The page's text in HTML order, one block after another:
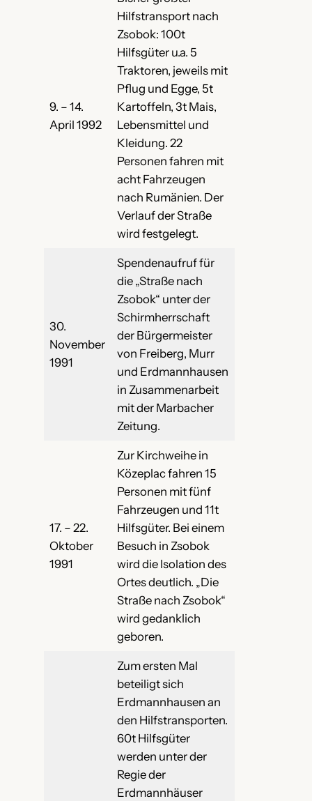
9. – 14.
April 1992
Hilfstransport nach
Zsobok: 100t
Hilfsgüter u.a. 5
Traktoren, jeweils mit
Pflug und Egge, 5t
Kartoffeln, 3t Mais,
Lebensmittel und
Kleidung. 22
Personen fahren mit
acht Fahrzeugen
nach Rumänien. Der
Verlauf der Straße
wird festgelegt.
30.
November
1991
Spendenaufruf für
die „Straße nach
Zsobok“ unter der
Schirmherrschaft
der Bürgermeister
von Freiberg, Murr
und Erdmannhausen
in Zusammenarbeit
mit der Marbacher
Zeitung.
17. – 22.
Oktober
1991
Zur Kirchweihe in
Közeplac fahren 15
Personen mit fünf
Fahrzeugen und 11t
Hilfsgüter. Bei einem
Besuch in Zsobok
wird die Isolation des
Ortes deutlich. „Die
Straße nach Zsobok“
wird gedanklich
geboren.
Zum ersten Mal
beteiligt sich
Erdmannhausen an
den Hilfstransporten.
60t Hilfsgüter
werden unter der
Regie der
Erdmannhäuser